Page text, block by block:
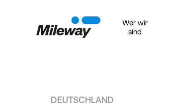
Wer wir
sind
DEUTSCHLAND